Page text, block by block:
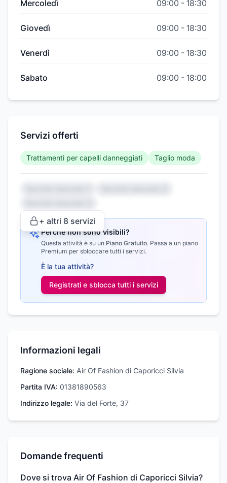
Mercoledì 09:00 - 18:30
Giovedì 09:00 - 18:30
Venerdì 09:00 - 18:30
Sabato 09:00 - 18:00
Servizi offerti
Trattamenti per capelli danneggiati Taglio moda
+ altri 8 servizi
Perché non sono visibili?
Questa attività è su un Piano Gratuito. Passa a un piano
Premium per sbloccare tutti i servizi.
È la tua attività?
Registrati e sblocca tutti i servizi
Informazioni legali
Ragione sociale: Air Of Fashion di Caporicci Silvia
Partita IVA: 01381890563
Indirizzo legale: Via del Forte, 37
Domande frequenti
Dove si trova Air Of Fashion di Caporicci Silvia?